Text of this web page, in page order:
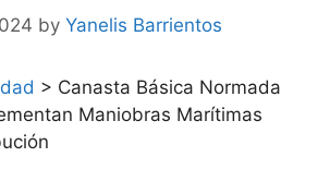
by Yanelis Barrientos
> Canasta Básica Normada
Maniobras Marítimas